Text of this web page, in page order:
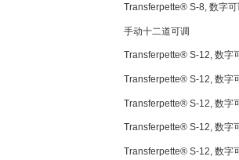
Transferpette® S-8, 数字
手动十二道可调
Transferpette® S-12, 数字
Transferpette® S-12, 数字
Transferpette® S-12, 数字
Transferpette® S-12, 数字
Transferpette® S-12, 数字